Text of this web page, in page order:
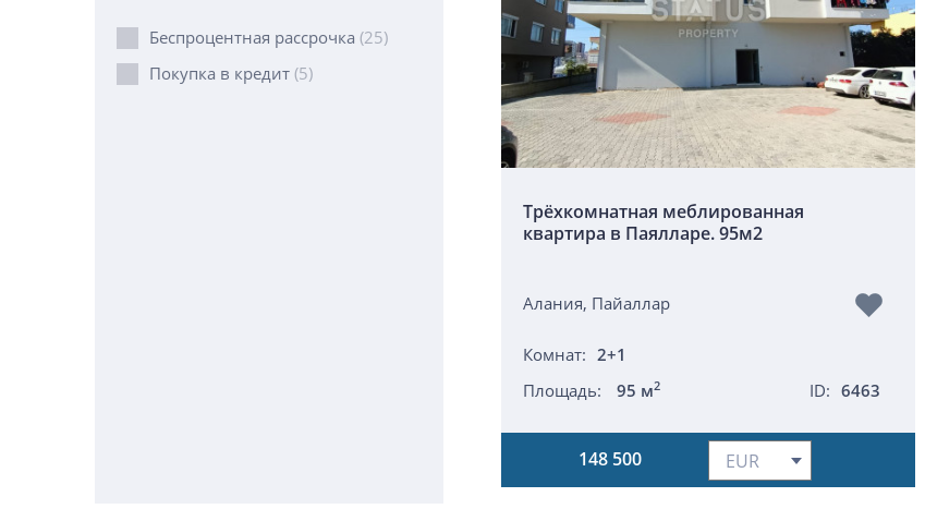
Беспроцентная рассрочка (25)
Покупка в кредит (5)
Трёхкомнатная меблированная
квартира в Паялларе. 95м2
Алания, Пайаллар
Комнат: 2+1
Площадь:
95 м2 ID: 6463
148 500